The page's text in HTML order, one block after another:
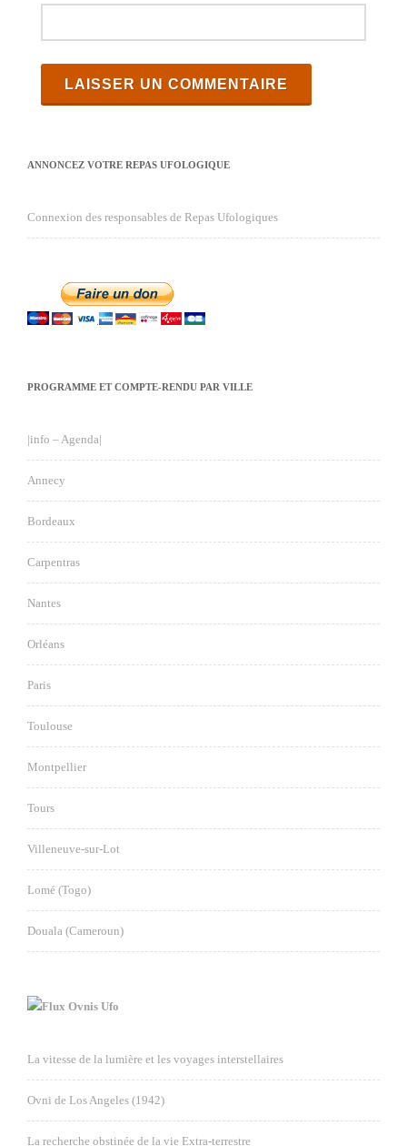
ANNONCEZ VOTRE REPAS UFOLOGIQUE
Connexion des responsables de Repas Ufologiques
PROGRAMME ET COMPTE-RENDU PAR VILLE
|info – Agenda|
Annecy
Bordeaux
Carpentras
Nantes
Orléans
Paris
Toulouse
Montpellier
Tours
Villeneuve-sur-Lot
Lomé (Togo)
Douala (Cameroun)
Ovnis Ufo
La vitesse de la lumière et les voyages interstellaires
Ovni de Los Angeles (1942)
La recherche obstinée de la vie Extra-terrestre